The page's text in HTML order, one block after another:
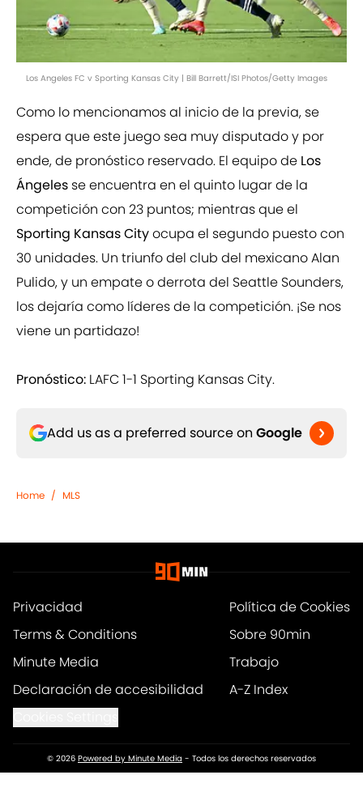
Los Angeles FC v Sporting Kansas City | Bill Barrett/ISI Photos/Getty Images
Como lo mencionamos al inicio de la previa, se
espera que este juego sea muy disputado y por
ende, de pronóstico reservado. El equipo de Los
Ángeles se encuentra en el quinto lugar de la
competición con 23 puntos; mientras que el
Sporting Kansas Cityocupa el segundo puesto con
30 unidades. Un triunfo del club del mexicano Alan
Pulido, y un empate o derrota del Seattle Sounders,
los dejaría como líderes de la competición. ¡Se nos
viene un partidazo!
Pronóstico: LAFC 1-1 Sporting Kansas City.
Add us as a preferred source on Google
Home / MLS
Privacidad
Política de Cookies
Terms & Conditions
Sobre 90min
Minute Media
Trabajo
Declaración de accesibilidad
A-Z Index
© 2026 Powered by Minute Media - Todos los derechos reservados